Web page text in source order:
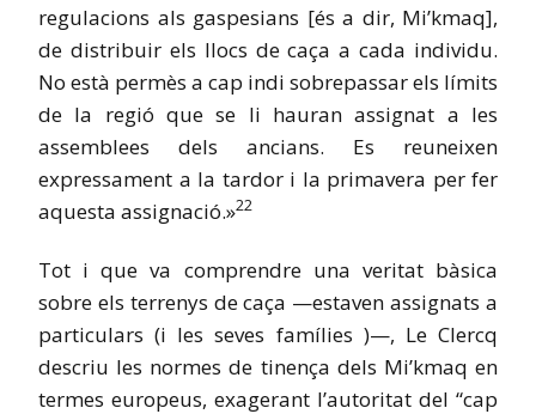
regulacions als gaspesians [és a dir, Mi’kmaq],
de distribuir els llocs de caça a cada individu.
No està permès a cap indi sobrepassar els límits
de la regió que se li hauran assignat a les
assemblees dels ancians. Es reuneixen
expressament a la tardor i la primavera per fer
aquesta assignació.»22
Tot i que va comprendre una veritat bàsica
sobre els terrenys de caça —estaven assignats a
particulars (i les seves famílies )—, Le Clercq
descriu les normes de tinença dels Mi’kmaq en
termes europeus, exagerant l’autoritat del “cap